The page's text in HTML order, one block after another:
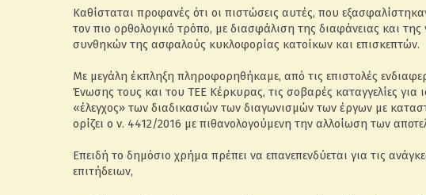
Καθίσταται προφανές ότι οι πιστώσεις αυτές, που
τον πιο ορθολογικό τρόπο, με διασφάλιση της διαφάνειας και
συνθηκών της ασφαλούς κυκλοφορίας κατοίκων και επισκεπτών.
Με μεγάλη έκπληξη πληροφορηθήκαμε, από τις επιστολές
Ένωσης τους και του ΤΕΕ Κέρκυρας, τις σοβαρές καταγγελίες για
«έλεγχος» των διαδικασιών των διαγωνισμών των έργων με
ορίζει ο ν. 4412/2016 με πιθανολογούμενη την αλλοίωση των
Επειδή το δημόσιο χρήμα πρέπει να επανεπενδύεται για τις
επιτήδειων,